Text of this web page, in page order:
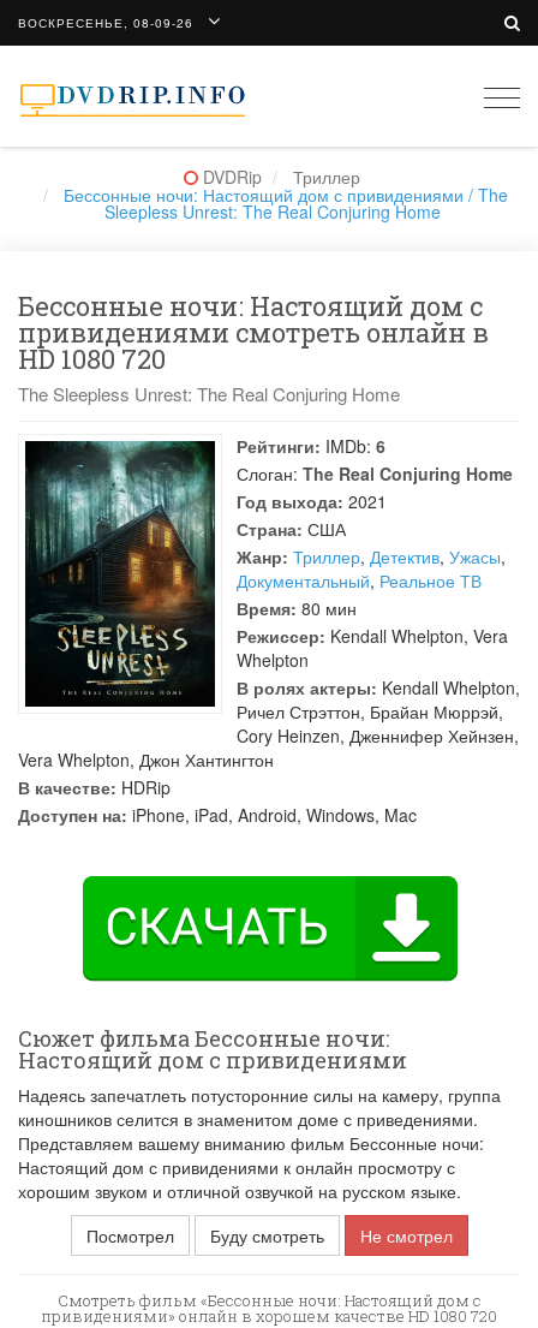
ВОСКРЕСЕНЬЕ, 08-09-26
DVDRip Триллер
Бессонные ночи: Настоящий дом с привидениями / The
Sleepless Unrest: The Real Conjuring Home
Бессонные ночи: Настоящий дом с
привидениями смотреть онлайн в
HD 1080 720
The Sleepless Unrest: The Real Conjuring Home
Рейтинги: IMDb: 6
Слоган: The Real Conjuring Home
Год выхода: 2021
Страна: США
Жанр: Триллер, Детектив, Ужасы,
Документальный, Реальное ТВ
Время: 80 мин
Режиссер: Kendall Whelpton, Vera
Whelpton
В ролях актеры: Kendall Whelpton,
Ричел Стрэттон, Брайан Мюррэй,
Cory Heinzen, Дженнифер Хейнзен,
Vera Whelpton, Джон Хантингтон
В качестве: HDRip
Доступен на: iPhone, iPad, Android, Windows, Mac
Сюжет фильма Бессонные ночи:
Настоящий дом с привидениями
Надеясь запечатлеть потусторонние силы на камеру, группа
киношников селится в знаменитом доме с приведениями.
Представляем вашему вниманию фильм Бессонные ночи:
Настоящий дом с привидениями к онлайн просмотру с
хорошим звуком и отличной озвучкой на русском языке.
Посмотрел
Буду смотреть Не смотрел
Смотреть фильм «Бессонные ночи: Настоящий дом с
привидениями» онлайн в хорошем качестве HD 1080 720